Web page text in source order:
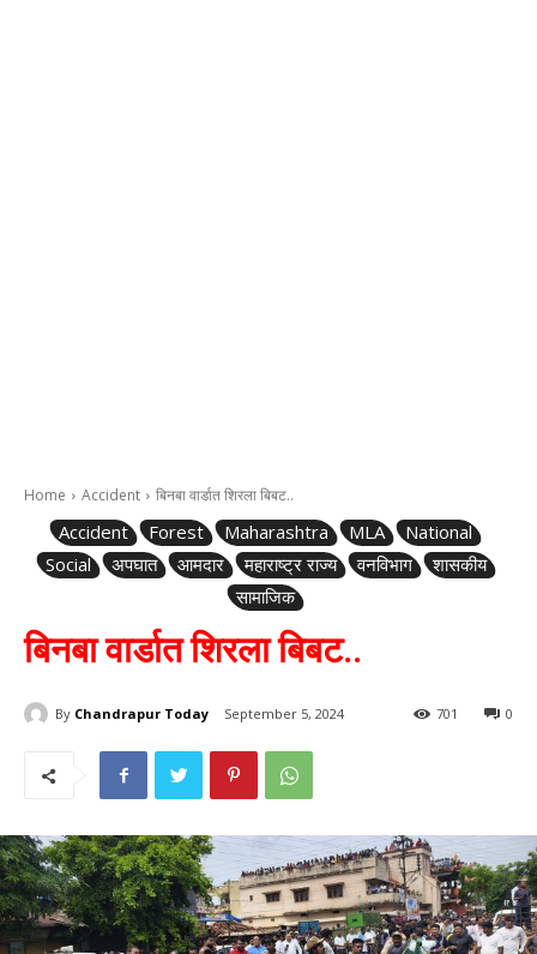
Home Accident बिनबा वार्डात शिरला बिबट..
Accident Forest Maharashtra MLA
National
Social
अपघात आमदार महाराष्ट्र राज्य वनविभाग
शासकीय
सामाजिक
बिनबा वार्डात शिरला बिबट..
By Chandrapur Today September 5, 2024 0
701